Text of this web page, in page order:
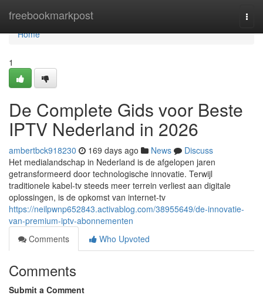
freebookmarkpost
Home
Home
1
De Complete Gids voor Beste
IPTV Nederland in 2026
ambertbck918230 169 days ago News
Discuss
Het medialandschap in Nederland is de afgelopen jaren
getransformeerd door technologische innovatie. Terwijl
traditionele kabel-tv steeds meer terrein verliest aan digitale
oplossingen, is de opkomst van internet-tv
https://neilpwnp652843.activablog.com/38955649/de-innovatie-
van-premium-iptv-abonnementen
Comments
Who Upvoted
Comments
Submit a Comment